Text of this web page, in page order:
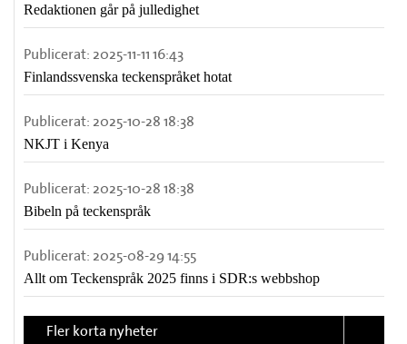
Redaktionen går på julledighet
Publicerat: 2025-11-11 16:43
Finlandssvenska teckenspråket hotat
Publicerat: 2025-10-28 18:38
NKJT i Kenya
Publicerat: 2025-10-28 18:38
Bibeln på teckenspråk
Publicerat: 2025-08-29 14:55
Allt om Teckenspråk 2025 finns i SDR:s webbshop
Fler korta nyheter